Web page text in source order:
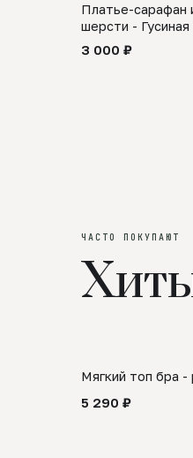
SALE
Платье-сарафан
шерсти - Гусиная
3 000 ₽
ЧАСТО ПОКУПАЮТ
Мягкий топ бра -
5 290 ₽